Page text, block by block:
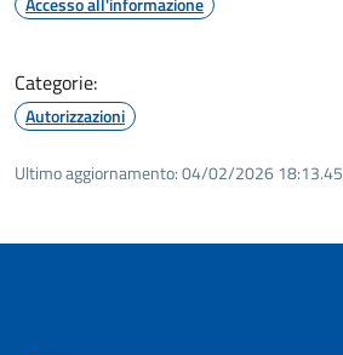
Categorie:
Autorizzazioni
Ultimo aggiornamento:04/02/2026 18:13.45